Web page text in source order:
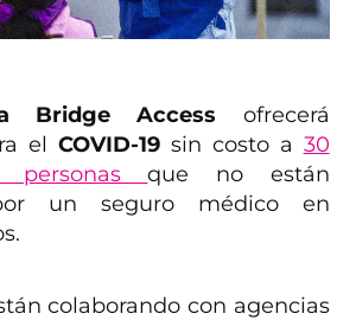
Bridge Access ofrecerá
elCOVID-19 sin costo a 30
personasque no están
un seguro médico en
colaborando con agencias